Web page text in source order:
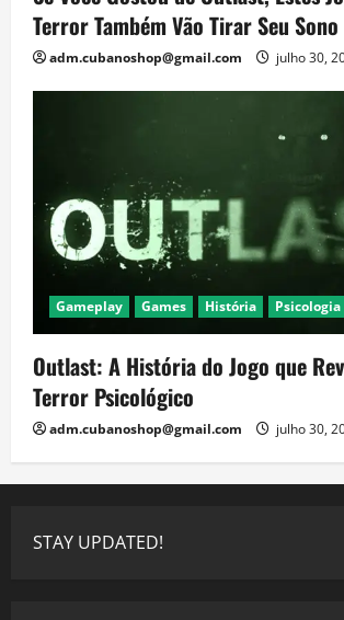
Terror Também Vão Tirar Seu Sono
adm.cubanoshop@gmail.com julho 30,
Gameplay Games História Psicologia
Outlast: A História do Jogo que
Terror Psicológico
adm.cubanoshop@gmail.com julho 30,
STAY UPDATED!